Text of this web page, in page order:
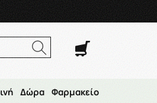
Δώρα Φαρμακείο